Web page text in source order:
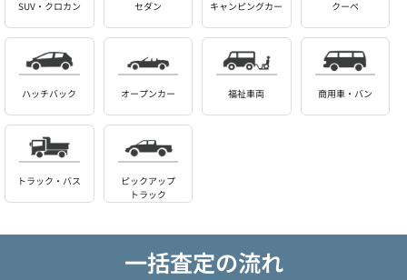
SUV・クロカン セダン キャンピングカー クーペ
ハッチバック オープンカー 福祉車両 商用車・バン
トラック・バス
ピックアップ
トラック
一括査定の流れ